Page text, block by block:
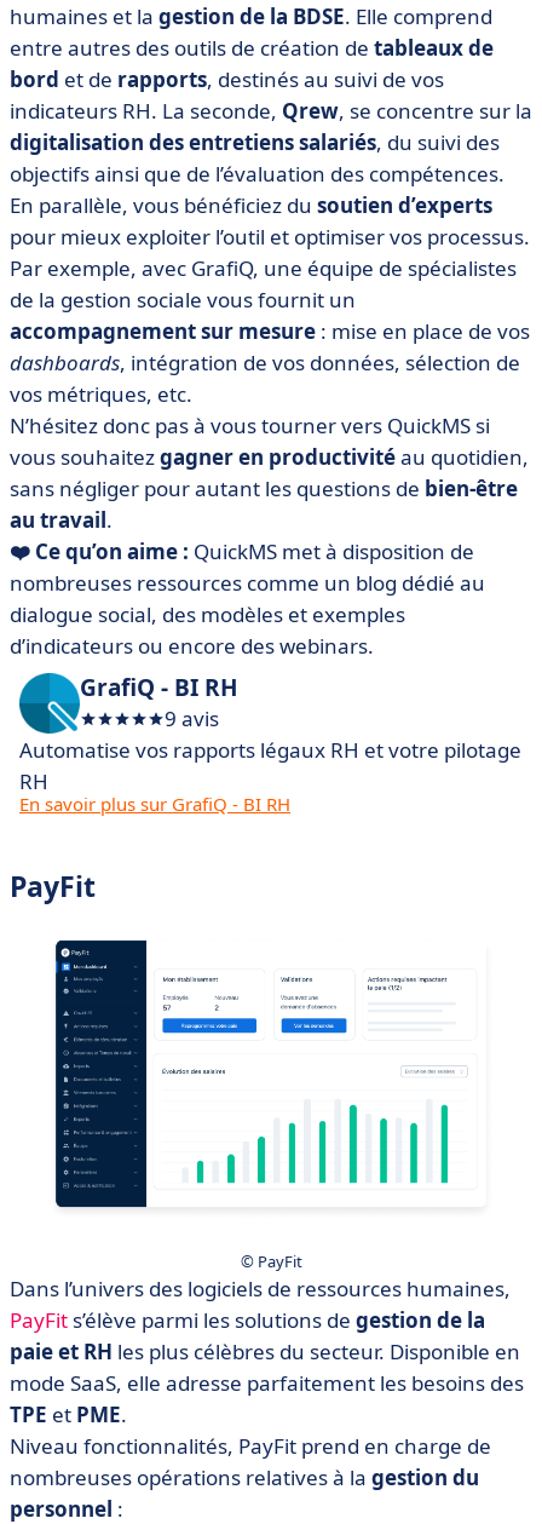
humaines et la gestion de la BDSE. Elle comprend
entre autres des outils de création de tableaux de
bord et de rapports, destinés au suivi de vos
indicateurs RH. La seconde, Qrew, se concentre sur la
digitalisation des entretiens salariés, du suivi des
objectifs ainsi que de l’évaluation des compétences.
En parallèle, vous bénéficiez du soutien d’experts
pour mieux exploiter l’outil et optimiser vos processus.
Par exemple, avec GrafiQ, une équipe de spécialistes
de la gestion sociale vous fournit un
accompagnement sur mesure : mise en place de vos
dashboards, intégration de vos données, sélection de
vos métriques, etc.
N’hésitez donc pas à vous tourner vers QuickMS si
vous souhaitezgagner en productivitéau quotidien,
sans négliger pour autant les questions de bien-être
au travail.
❤️ Ce qu’on aime : QuickMS met à disposition de
nombreuses ressources comme un blog dédié au
dialogue social, des modèles et exemples
d’indicateurs ou encore des webinars.
GrafiQ - BI RH
9 avis
Automatise vos rapports légaux RH et votre pilotage
RH
En savoir plus sur GrafiQ - BI RH
PayFit
© PayFit
Dans l’univers des logiciels de ressources humaines,
PayFit s’élève parmi les solutions de gestion de la
paie et RH les plus célèbres du secteur. Disponible en
mode SaaS, elle adresse parfaitement les besoins des
TPE et PME.
Niveau fonctionnalités, PayFit prend en charge de
nombreuses opérations relatives à la gestion du
personnel :